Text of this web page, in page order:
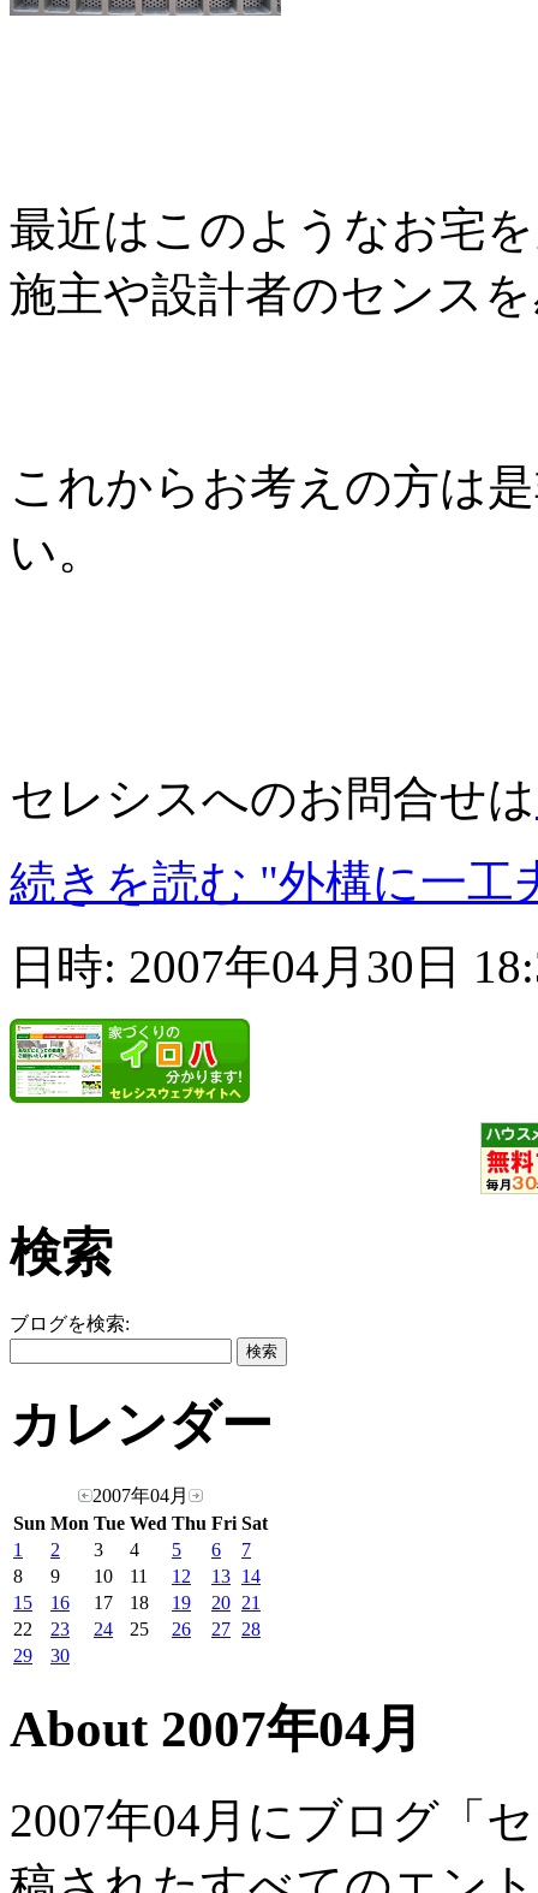
最近はこのようなお宅
施主や設計者のセンス
これからお考えの方は
い。
セレシスへのお問合せは
続きを読む "外構に一工
日時: 2007年04月30日
検索
ブログを検索:
カレンダー
2007年04月
Sun Mon Tue Wed Thu Fri Sat
1
2 3 4 5 6
7
8
9 10 11 12 13 14
15
16 17 18 19 20 21
22
23 24 25 26 27 28
29
30
About 2007年04月
2007年04月にブログ「